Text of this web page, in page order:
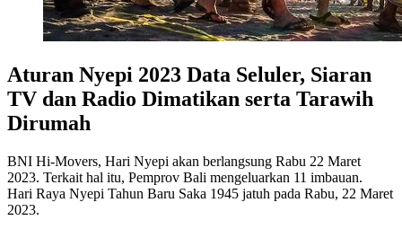
Aturan Nyepi 2023 Data Seluler, Siaran
TV dan Radio Dimatikan serta Tarawih
Dirumah
BNI Hi-Movers, Hari Nyepi akan berlangsung Rabu 22 Maret
2023. Terkait hal itu, Pemprov Bali mengeluarkan 11 imbauan.
Hari Raya Nyepi Tahun Baru Saka 1945 jatuh pada Rabu, 22 Maret
2023.